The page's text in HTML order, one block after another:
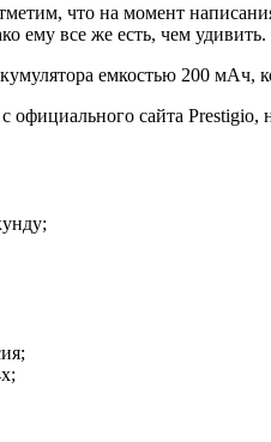
что на момент
ему все же есть, чем удивить.
емкостью 200
официального сайта